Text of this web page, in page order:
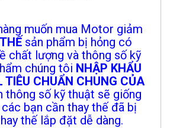
muốn mua Motor giảm
sản phẩm bị hỏng có
chất lượng và thông số kỹ
chúng tôi NHẬP KHẨU
TIÊU CHUẨN CHUNG CỦA
thông số kỹ thuật sẽ giống
bạn cần thay thế đã bị
thế lắp đặt dễ dàng.